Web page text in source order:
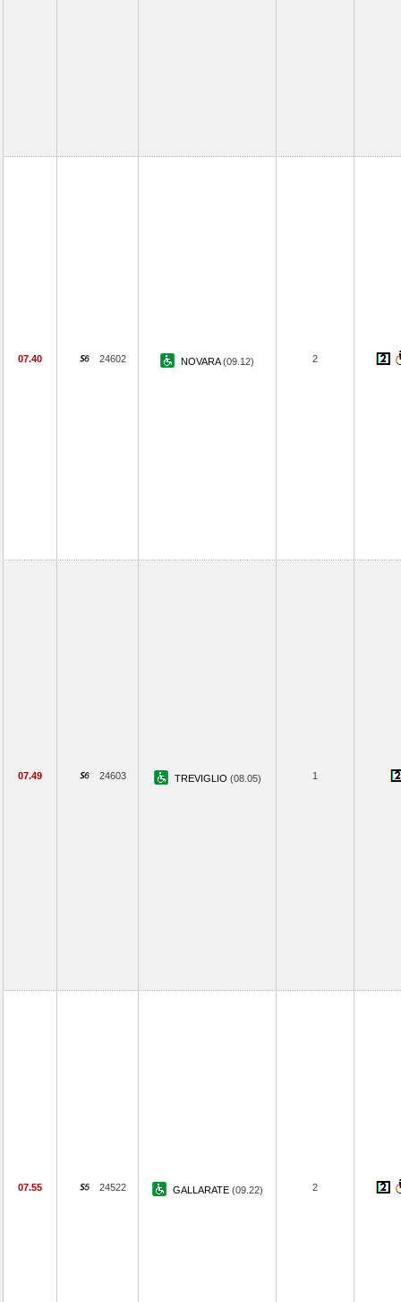
07.40 24602 NOVARA(09.12) 2
07.49 24603 TREVIGLIO (08.05) 1
07.55 24522 GALLARATE (09.22) 2